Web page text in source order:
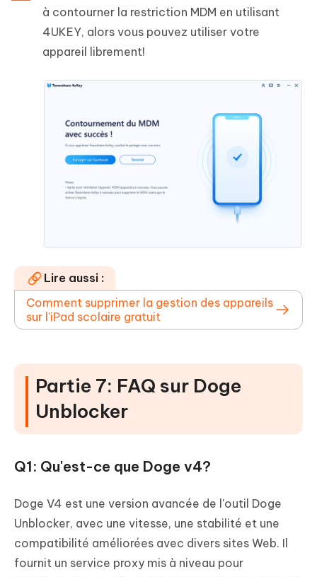
à contourner la restriction MDM en utilisant
4UKEY, alors vous pouvez utiliser votre
appareil librement!
Lire aussi :
Comment supprimer la gestion des appareils
sur l'iPad scolaire gratuit
Partie 7: FAQ sur Doge
Unblocker
Q1: Qu'est-ce que Doge v4?
Doge V4 est une version avancée de l'outil Doge
Unblocker, avec une vitesse, une stabilité et une
compatibilité améliorées avec divers sites Web. Il
fournit un service proxy mis à niveau pour